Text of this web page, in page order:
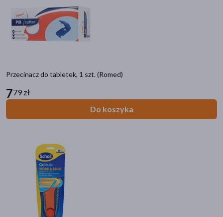
Hit
Przecinacz do tabletek, 1 szt. (Romed)
779 zł
Do koszyka